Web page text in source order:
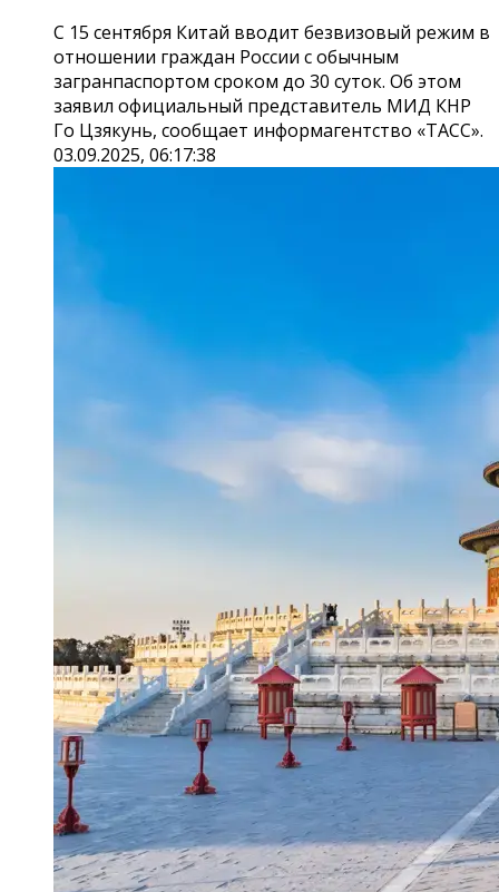
С 15 сентября Китай вводит безвизовый режим в
отношении граждан России с обычным
загранпаспортом сроком до 30 суток. Об этом
заявил официальный представитель МИД КНР
Го Цзякунь, сообщает информагентство «ТАСС».
03.09.2025, 06:17:38